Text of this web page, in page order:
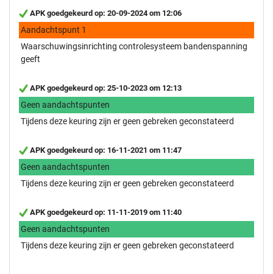
APK goedgekeurd op: 20-09-2024 om 12:06
Aandachtspunt 1
Waarschuwingsinrichting controlesysteem bandenspanning
geeft
APK goedgekeurd op: 25-10-2023 om 12:13
Geen aandachtspunten
Tijdens deze keuring zijn er geen gebreken geconstateerd
APK goedgekeurd op: 16-11-2021 om 11:47
Geen aandachtspunten
Tijdens deze keuring zijn er geen gebreken geconstateerd
APK goedgekeurd op: 11-11-2019 om 11:40
Geen aandachtspunten
Tijdens deze keuring zijn er geen gebreken geconstateerd